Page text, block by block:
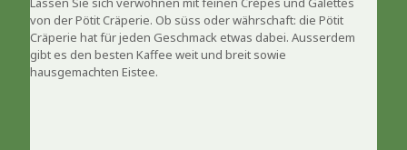
von der Pötit Cräperie. Ob süss oder währschaft: die Pötit
Cräperie hat für jeden Geschmack etwas dabei. Ausserdem
gibt es den besten Kaffee weit und breit sowie
hausgemachten Eistee.